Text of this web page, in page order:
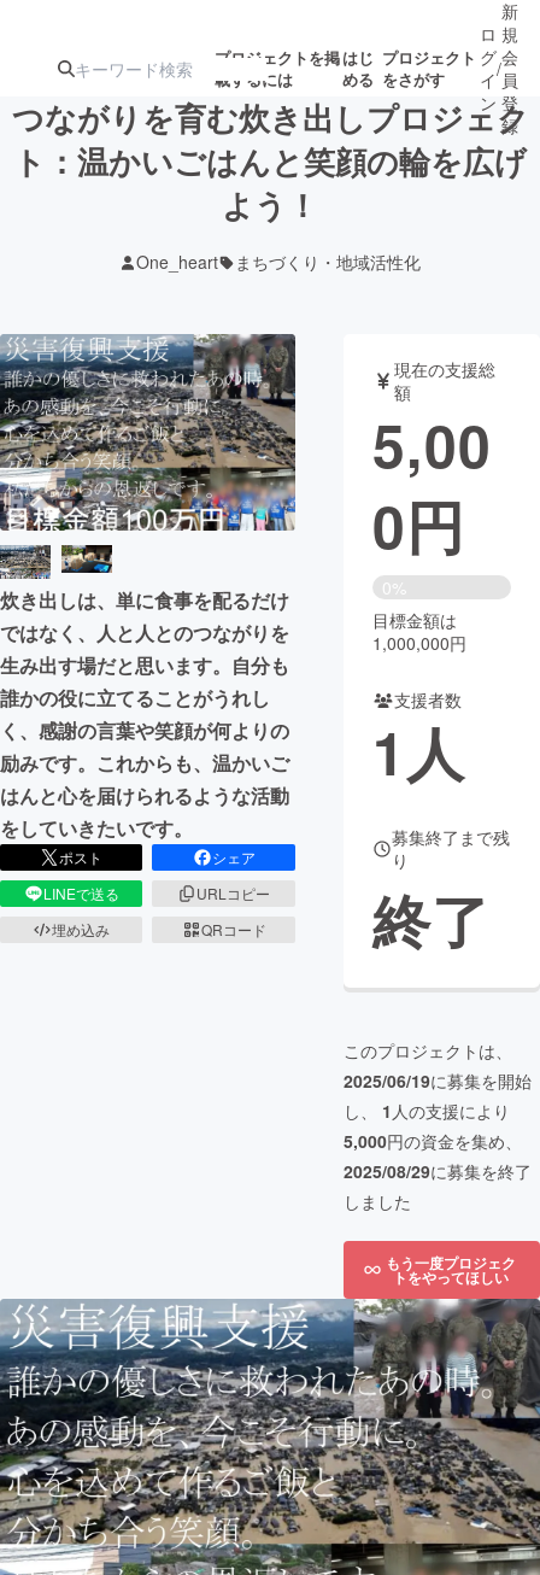
プロジェクトを掲
載するには
はじ
める
プロジェクト
をさがす
注目の新着プロ
募集終了が近いプ
テクノロジー・ガジェット
映像・映画 書籍・雑誌
ビジネス・起業 チャレンジ
まちづくり・地域活性化
CAMPFIRE for Social Good
CAMPFIRE Creation
CAMPFIREふるさと納税
コミュニティ
ロ
グ
イ
ン
/
新
規
会
員
登
録
つながりを育む炊き出しプロジェク
ト：温かいごはんと笑顔の輪を広げ
よう！
One_heart まちづくり・地域活性化
炊き出しは、単に食事を配るだけ
ではなく、人と人とのつながりを
生み出す場だと思います。自分も
誰かの役に立てることがうれし
く、感謝の言葉や笑顔が何よりの
励みです。これからも、温かいご
はんと心を届けられるような活動
をしていきたいです。
ポスト
シェア
LINEで送る
URLコピー
埋め込み
QRコード
現在の支援総
額
5,00
0円
0%
目標金額は
1,000,000円
支援者数
1人
募集終了まで残
り
終了
このプロジェクトは、
2025/06/19に募集を開始
し、 1 人の支援により
5,000円の資金を集め、
2025/08/29に募集を終了
しました
もう一度プロジェク
トをやってほしい